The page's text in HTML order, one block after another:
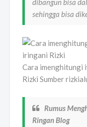
dibangun bisa
sehingga bisa
Cara imenghitungi
Rizki Sumber
Rumus
Ringan Blog